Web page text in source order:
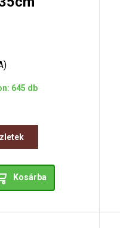
645 db
Kosárba